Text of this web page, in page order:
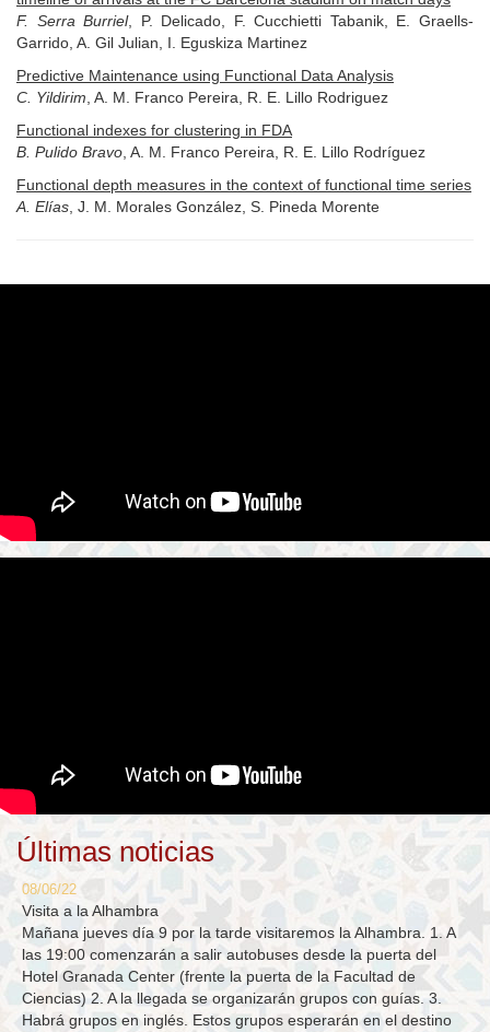
F. Serra Burriel, P. Delicado, F. Cucchietti Tabanik, E. Graells-
Garrido, A. Gil Julian, I. Eguskiza Martinez
Predictive Maintenance using Functional Data Analysis
C. Yildirim , A. M. Franco Pereira, R. E. Lillo Rodriguez
Functional indexes for clustering in FDA
B. Pulido Bravo , A. M. Franco Pereira, R. E. Lillo Rodríguez
Functional depth measures in the context of functional time series
A. Elías , J. M. Morales González, S. Pineda Morente
Últimas noticias
08/06/22
Visita a la Alhambra
Mañana jueves día 9 por la tarde visitaremos la Alhambra. 1. A
las 19:00 comenzarán a salir autobuses desde la puerta del
Hotel Granada Center (frente la puerta de la Facultad de
Ciencias) 2. A la llegada se organizarán grupos con guías. 3.
Habrá grupos en inglés. Estos grupos esperarán en el destino